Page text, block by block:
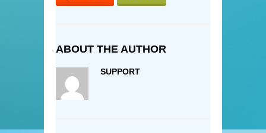
ABOUT THE AUTHOR
SUPPORT